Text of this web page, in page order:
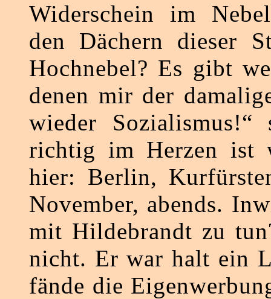
Widerschein im
den Dächern dieser
Hochnebel? Es gibt
denen mir der
wieder
richtig im Herzen ist
hier: Berlin,
November, abends.
mit Hildebrandt zu
nicht. Er war halt ein
fände die